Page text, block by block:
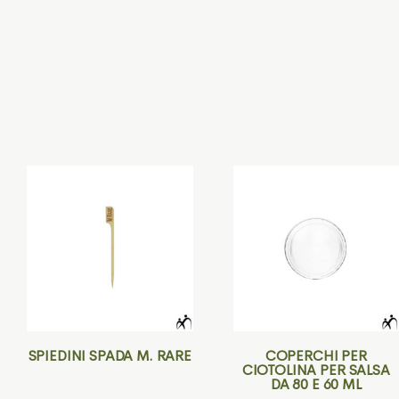
SPIEDINI SPADA M. RARE COPERCHI PER
CIOTOLINA PER SALSA
DA 80 E 60 ML